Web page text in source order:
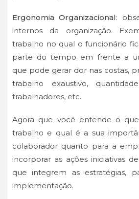
Ergonomia Organizacional:
internos da organização.
trabalho no qual o funcionário
parte do tempo em frente a
que pode gerar dor nas costas,
trabalho exaustivo,
trabalhadores, etc.
Agora que você entende o
trabalho e qual é a sua
colaborador quanto para a
incorporar as ações iniciativas
que integrem as estratégias,
implementação.